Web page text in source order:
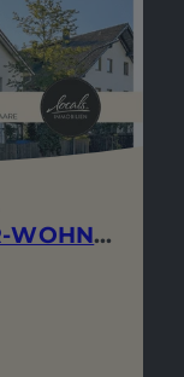
CHARMANTE 2-ZIMMER-WOHNUNG MIT SÜDBALKON, GARAGE UND KELLER – PERFEKT FÜR SINGLES UND PAARE!